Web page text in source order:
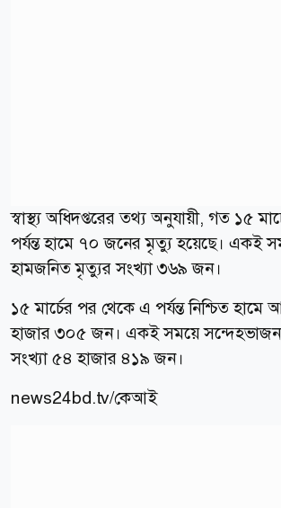
স্বাস্থ্য অধিদপ্তরের তথ্য অনুযায়ী, গত ১৫
পর্যন্ত হামে ৭০ জনের মৃত্যু হয়েছে। একই
হামজনিত মৃত্যুর সংখ্যা ৩৬৯ জন।
১৫ মার্চের পর থেকে এ পর্যন্ত নিশ্চিত হামে
হাজার ৩০৫ জন। একই সময়ে সন্দেহভাজন
সংখ্যা ৫৪ হাজার ৪১৯ জন।
news24bd.tv/কেআই